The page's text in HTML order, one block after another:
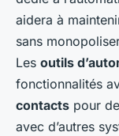
aidera à
sans
Les outils
fonctionnalités
contacts pour
avec d’autres